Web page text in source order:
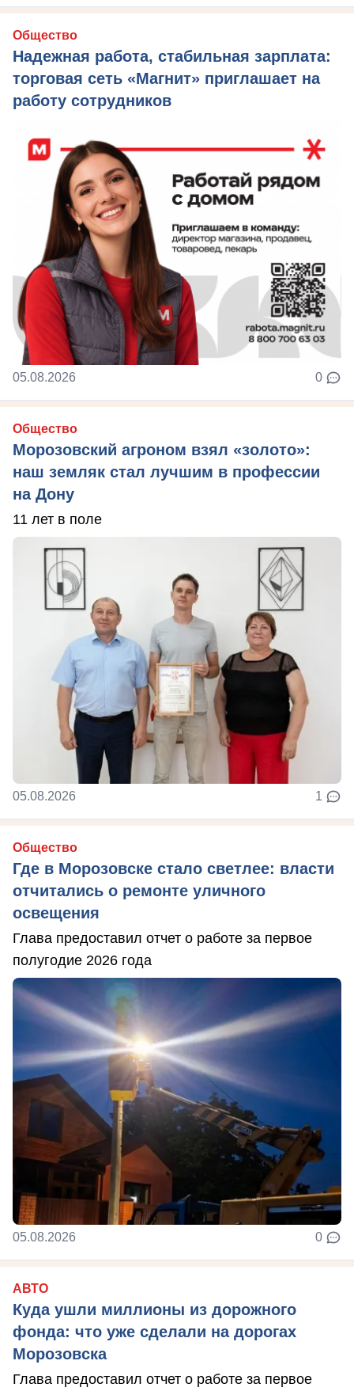
Общество
Надежная работа, стабильная зарплата:
торговая сеть «Магнит» приглашает на
работу сотрудников
05.08.2026 0
Общество
Морозовский агроном взял «золото»:
наш земляк стал лучшим в профессии
на Дону
11 лет в поле
05.08.2026 1
Общество
Где в Морозовске стало светлее: власти
отчитались о ремонте уличного
освещения
Глава предоставил отчет о работе за первое
полугодие 2026 года
05.08.2026 0
АВТО
Куда ушли миллионы из дорожного
фонда: что уже сделали на дорогах
Морозовска
Глава предоставил отчет о работе за первое